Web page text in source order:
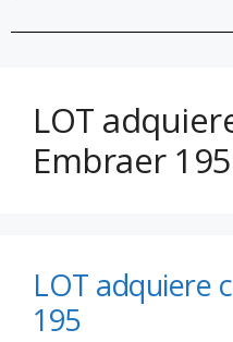
LOT
Embraer 195
LOT adquiere
195